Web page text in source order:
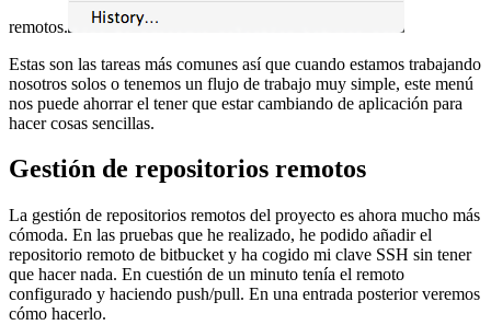
remotos.
Estas son las tareas más comunes así que cuando estamos trabajando
nosotros solos o tenemos un flujo de trabajo muy simple, este menú
nos puede ahorrar el tener que estar cambiando de aplicación para
hacer cosas sencillas.
Gestión de repositorios remotos
La gestión de repositorios remotos del proyecto es ahora mucho más
cómoda. En las pruebas que he realizado, he podido añadir el
repositorio remoto de bitbucket y ha cogido mi clave SSH sin tener
que hacer nada. En cuestión de un minuto tenía el remoto
configurado y haciendo push/pull. En una entrada posterior veremos
cómo hacerlo.